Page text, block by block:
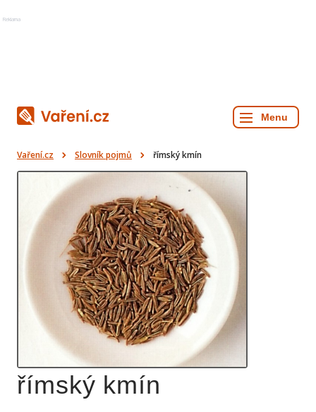
Reklama
Vaření.cz Slovník pojmů římský kmín
římský kmín